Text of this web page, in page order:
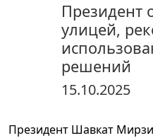
железнодорожной
Президент
улицей,
решений
15.10.2025
Президент Шавкат